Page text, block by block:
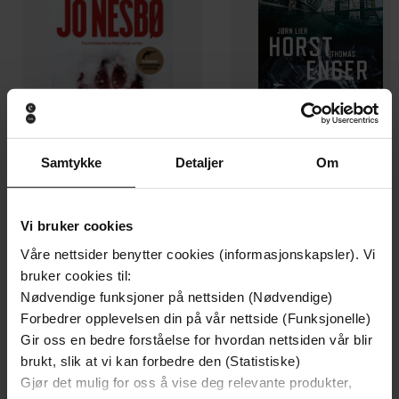
Samtykke Detaljer Om
Vi bruker cookies
Våre nettsider benytter cookies (informasjonskapsler). Vi
bruker cookies til:
Nødvendige funksjoner på nettsiden (Nødvendige)
Forbedrer opplevelsen din på vår nettside (Funksjonelle)
Gir oss en bedre forståelse for hvordan nettsiden vår blir
brukt, slik at vi kan forbedre den (Statistiske)
Gjør det mulig for oss å vise deg relevante produkter,
199,-
Minnesota
Jo Nesbø
EBOK
Utskudd
EBOK
A thrilling medieval mystery